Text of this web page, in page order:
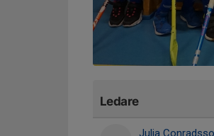
Ledare
Julia